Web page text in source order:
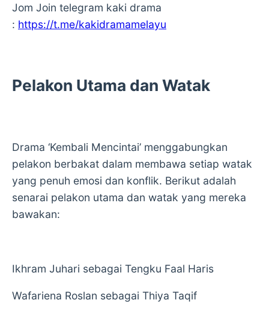
Jom Join telegram kaki drama
: https://t.me/kakidramamelayu
Pelakon Utama dan Watak
Drama ‘Kembali Mencintai’ menggabungkan
pelakon berbakat dalam membawa setiap watak
yang penuh emosi dan konflik. Berikut adalah
senarai pelakon utama dan watak yang mereka
bawakan:
Ikhram Juhari sebagai Tengku Faal Haris
Wafariena Roslan sebagai Thiya Taqif